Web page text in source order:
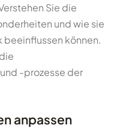
Sie die
und wie sie
beeinflussen können.
-prozesse der
anpassen